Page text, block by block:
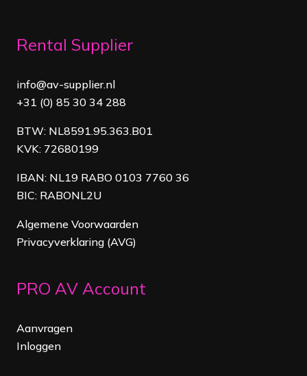
Rental Supplier
info@av-supplier.nl
+31 (0) 85 30 34 288
BTW: NL8591.95.363.B01
KVK: 72680199
IBAN: NL19 RABO 0103 7760 36
BIC: RABONL2U
Algemene Voorwaarden
Privacyverklaring (AVG)
PRO AV Account
Aanvragen
Inloggen